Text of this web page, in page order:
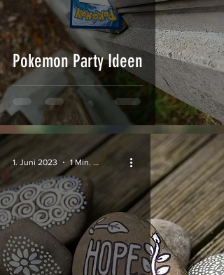
Pokemon Party Ideen
1. Juni 2023 1 Min. Lesezeit